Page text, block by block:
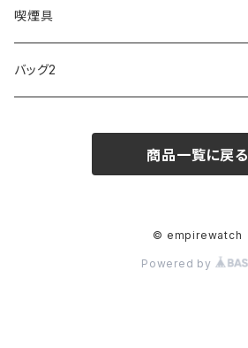
FOOTBALL WATCHES
ARCA FUTURA
BVLGARI
VANQUISH
SWAROVSKI
VIVIENNE WESTWOOD
Fashion Accessory Cllection
ISLAND
LESPORTSAC
PRADA
MAWA
その他
MONTBLANC
SWAROVSKI
OMMIX
COACH
TORAY
OMRON
SPICE OF LIFE
MONDAINE
喫煙具
ZIPPO
TSUBOTA PEARL
バッグ2
商品一覧に戻る
© empirewatch
Powered by